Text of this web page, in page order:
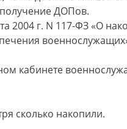
ДОПов.
2004 г. N 117-ФЗ «О
кабинете
сколько накопили.